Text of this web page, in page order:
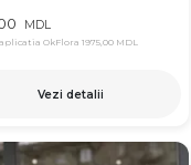
MDL
OkFlora 1975,00 MDL
Vezi detalii